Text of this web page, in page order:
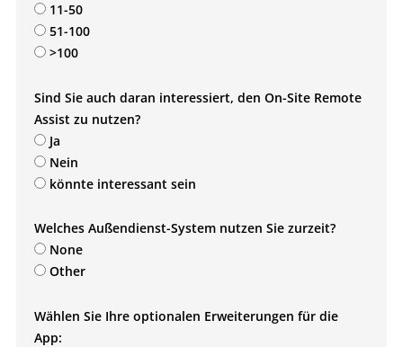
11-50
51-100
>100
Sind Sie auch daran interessiert, den On-Site Remote
Assist zu nutzen?
Ja
Nein
könnte interessant sein
Welches Außendienst-System nutzen Sie zurzeit?
None
Other
Wählen Sie Ihre optionalen Erweiterungen für die
App: